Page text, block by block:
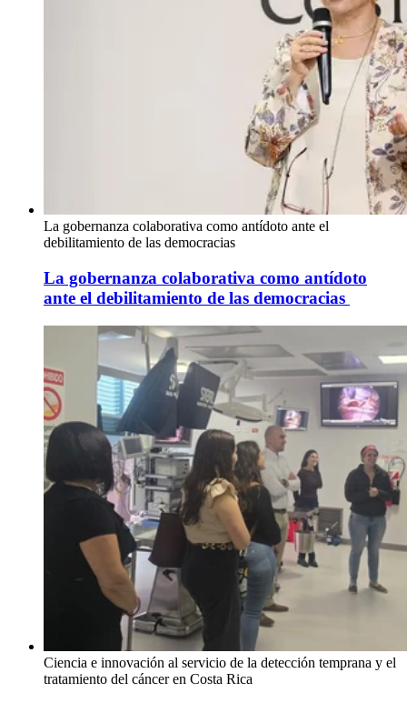
La gobernanza colaborativa como antídoto ante el
debilitamiento de las democracias
La gobernanza colaborativa como antídoto
ante el debilitamiento de las democracias
Ciencia e innovación al servicio de la detección temprana y el
tratamiento del cáncer en Costa Rica